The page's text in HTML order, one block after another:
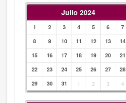
Julio 2024
1 2 3 4 5 6
7
8
9 10 11 12 13
14
15
16 17 18 19 20
21
22
23 24 25 26 27
28
29
30 31 1 2 3 4